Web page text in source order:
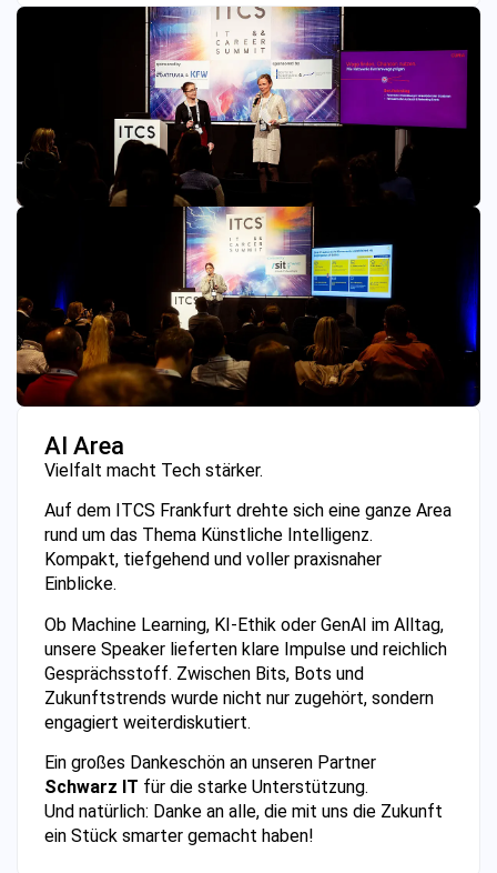
AI Area
Vielfalt macht Tech stärker.
Auf dem ITCS Frankfurt drehte sich eine ganze Area
rund um das Thema Künstliche Intelligenz.
Kompakt, tiefgehend und voller praxisnaher
Einblicke.
Ob Machine Learning, KI-Ethik oder GenAI im Alltag,
unsere Speaker lieferten klare Impulse und reichlich
Gesprächsstoff. Zwischen Bits, Bots und
Zukunftstrends wurde nicht nur zugehört, sondern
engagiert weiterdiskutiert.
Ein großes Dankeschön an unseren Partner
Schwarz IT für die starke Unterstützung.
Und natürlich: Danke an alle, die mit uns die Zukunft
ein Stück smarter gemacht haben!